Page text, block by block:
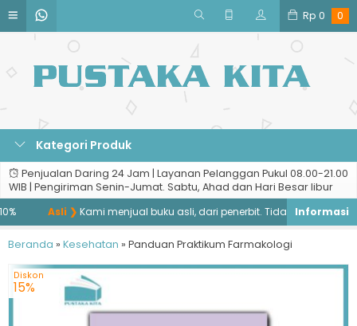
Rp 0 0
Kategori Produk
Penjualan Daring 24 Jam | Layanan Pelanggan Pukul 08.00-21.00
WIB | Pengiriman Senin-Jumat. Sabtu, Ahad dan Hari Besar libur
Asli ❯ Kami menjual buku asli, dari penerbit. Tidak menjual
Beranda » Kesehatan » Panduan Praktikum Farmakologi
Diskon
15%